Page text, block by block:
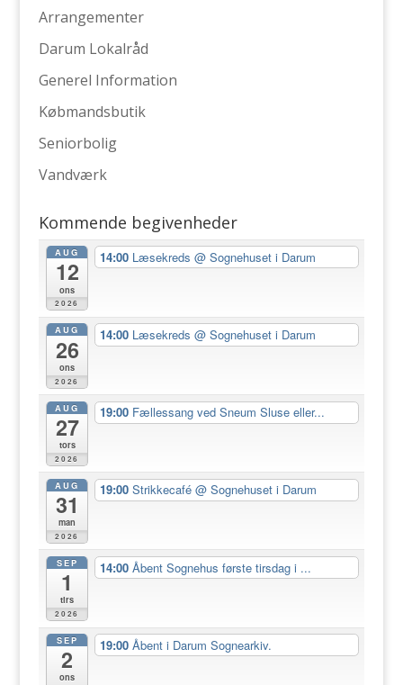
Arrangementer
Darum Lokalråd
Generel Information
Købmandsbutik
Seniorbolig
Vandværk
Kommende begivenheder
AUG
12
ons
2026
14:00 Læsekreds@ Sognehuset i Darum
AUG
26
ons
2026
14:00 Læsekreds@ Sognehuset i Darum
AUG
27
tors
2026
19:00 Fællessang ved Sneum Sluse eller...
AUG
31
man
2026
19:00Strikkecafé@ Sognehuset i Darum
SEP
1
tirs
2026
14:00Åbent Sognehus første tirsdag i ...
SEP
2
ons
19:00Åbent i Darum Sognearkiv.